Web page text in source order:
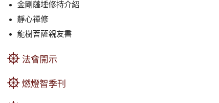
金剛薩埵修持介紹
靜心禪修
龍樹菩薩親友書
法會開示
燃燈智季刊